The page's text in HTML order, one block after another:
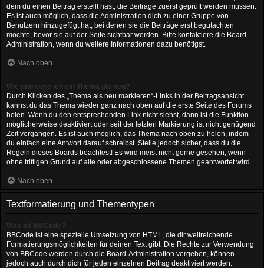
dem du einen Beitrag erstellt hast, die Beiträge zuerst geprüft werden müssen.
Es ist auch möglich, dass die Administration dich zu einer Gruppe von
Benutzern hinzugefügt hat, bei denen sie die Beiträge erst begutachten
möchte, bevor sie auf der Seite sichtbar werden. Bitte kontaktiere die Board-
Administration, wenn du weitere Informationen dazu benötigst.
Nach oben
Wie markiere ich ein Thema als neu?
Durch Klicken des „Thema als neu markieren“-Links in der Beitragsansicht
kannst du das Thema wieder ganz nach oben auf die erste Seite des Forums
holen. Wenn du den entsprechenden Link nicht siehst, dann ist die Funktion
möglicherweise deaktiviert oder seit der letzten Markierung ist nicht genügend
Zeit vergangen. Es ist auch möglich, das Thema nach oben zu holen, indem
du einfach eine Antwort darauf schreibst. Stelle jedoch sicher, dass du die
Regeln dieses Boards beachtest! Es wird meist nicht gerne gesehen, wenn
ohne triftigen Grund auf alte oder abgeschlossene Themen geantwortet wird.
Nach oben
Textformatierung und Thementypen
Was ist BBCode?
BBCode ist eine spezielle Umsetzung von HTML, die dir weitreichende
Formatierungsmöglichkeiten für deinen Text gibt. Die Rechte zur Verwendung
von BBCode werden durch die Board-Administration vergeben, können
jedoch auch durch dich für jeden einzelnen Beitrag deaktiviert werden.